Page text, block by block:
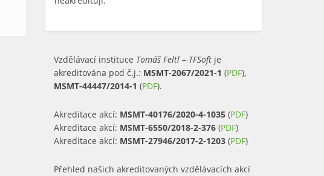
Vzdělávací instituce Tomáš Feltl – TFSoft je
akreditována pod č.j.: MSMT-2067/2021-1 (PDF),
MSMT-44447/2014-1 (PDF).
Akreditace akcí: MSMT-40176/2020-4-1035 (PDF)
Akreditace akcí: MSMT-6550/2018-2-376 (PDF)
Akreditace akcí: MSMT-27946/2017-2-1203 (PDF)
Přehled našich akreditovaných vzdělávacích akcí